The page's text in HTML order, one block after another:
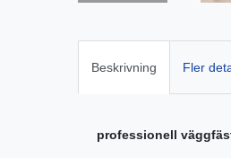
Beskrivning Fler
professionell